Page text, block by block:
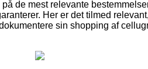
de mest relevante
Her er det tilmed
sin shopping af